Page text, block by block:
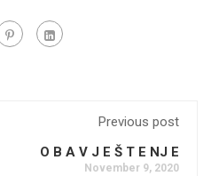
Previous post
O B A V J E Š T E NJ E
November 9, 2020